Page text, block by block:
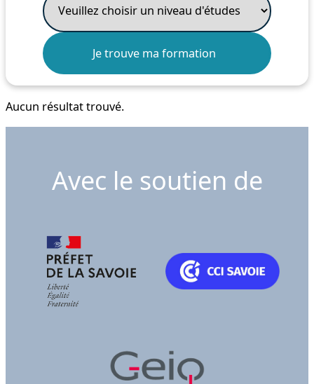
Aucun résultat trouvé.
Avec le soutien de